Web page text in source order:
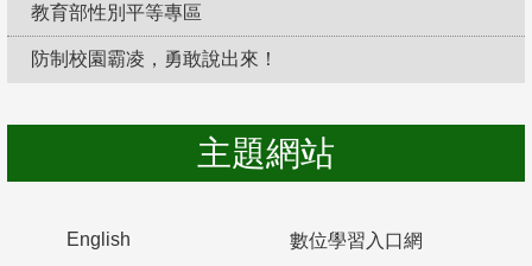
教育部性別平等專區
防制校園霸凌，勇敢說出來！
主題網站
English 數位學習入口網